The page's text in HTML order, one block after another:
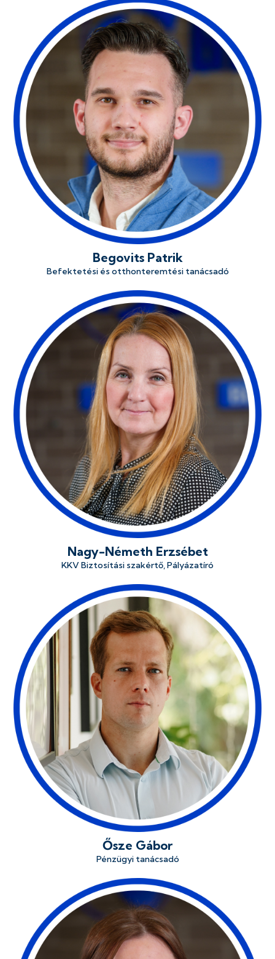
Begovits Patrik
Befektetési és otthonteremtési tanácsadó
Nagy-Németh Erzsébet
KKV Biztosítási szakértő, Pályázatíró
Ősze Gábor
Pénzügyi tanácsadó